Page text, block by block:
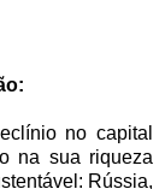
no capital
na sua riqueza
Rússia,